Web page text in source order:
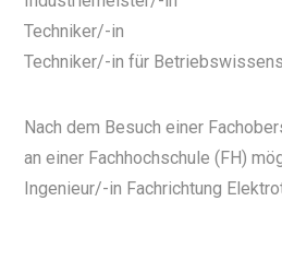
Techniker/-in
Techniker/-in für
Nach dem Besuch einer
an einer Fachhochschule (FH)
Ingenieur/-in Fachrichtung